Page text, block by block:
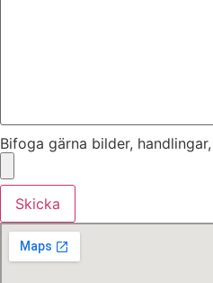
Bifoga gärna bilder,
Skicka